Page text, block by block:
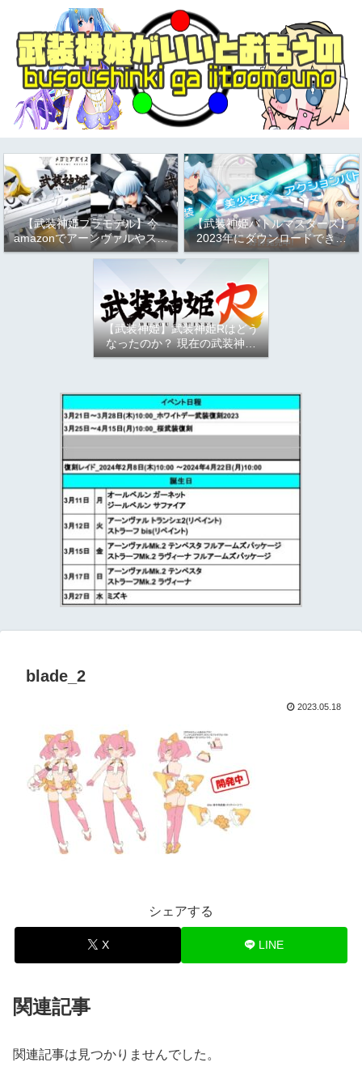
【武装神姫プラモデル】今
amazonでアーンヴァルやスト
ラーフがお得という話
【武装神姫バトルマスターズ】
2023年にダウンロードできる
か問題について
【武装神姫】武装神姫Rはどう
なったのか？ 現在の武装神姫
アーケード（バトコン）につい
blade_2
2023.05.18
シェアする
X LINE
関連記事
関連記事は見つかりませんでした。